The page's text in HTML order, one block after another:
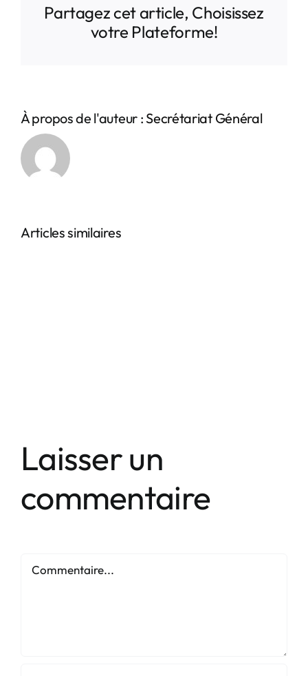
Partagez cet article, Choisissez
votre Plateforme!
À propos de l'auteur :Secrétariat Général
Articles similaires
Laisser un
commentaire
Commentaire